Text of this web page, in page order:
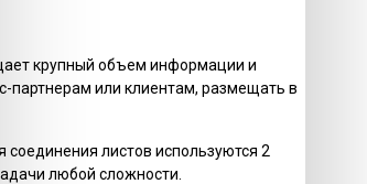
крупный объем информации и
партнерам или клиентам, размещать в
листов используются 2
любой сложности.